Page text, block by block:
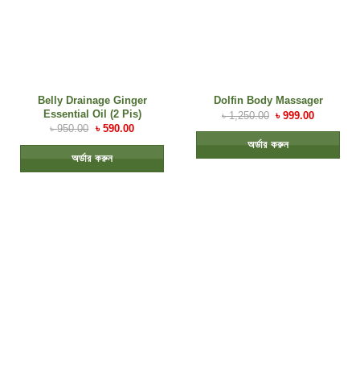
Belly Drainage Ginger
Essential Oil (2 Pis)
৳950.00 ৳ 590.00
অর্ডার করুন
Dolfin Body Massager
৳1,250.00 ৳999.00
অর্ডার করুন